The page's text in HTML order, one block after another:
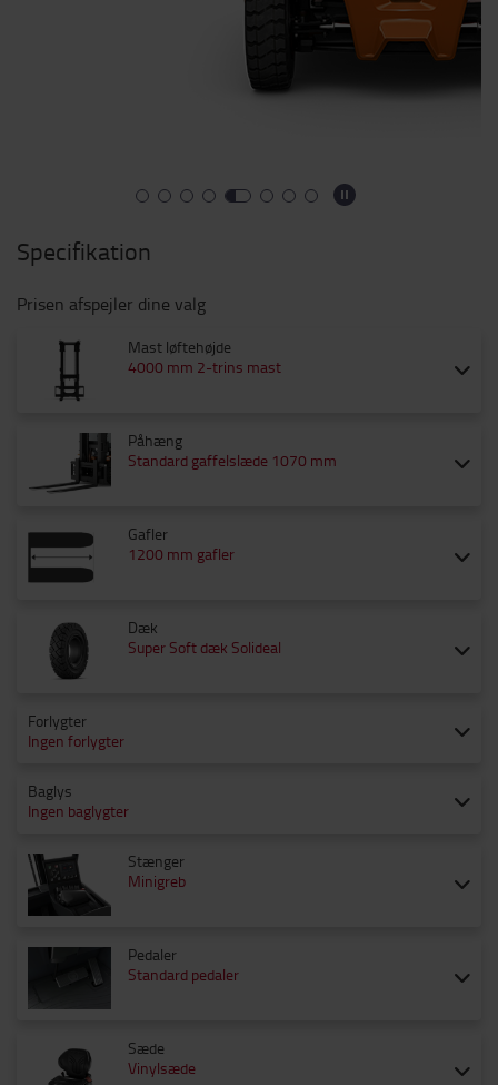
Specifikation
Prisen afspejler dine valg
Mast løftehøjde
4000 mm 2-trins mast
Påhæng
Standard gaffelslæde 1070 mm
Gafler
1200 mm gafler
Dæk
Super Soft dæk Solideal
Forlygter
Ingen forlygter
Baglys
Ingen baglygter
Stænger
Minigreb
Pedaler
Standard pedaler
Sæde
Vinylsæde